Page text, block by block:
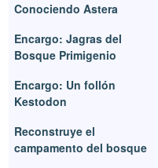
Conociendo Astera
Encargo: Jagras del
Bosque Primigenio
Encargo: Un follón
Kestodon
Reconstruye el
campamento del bosque